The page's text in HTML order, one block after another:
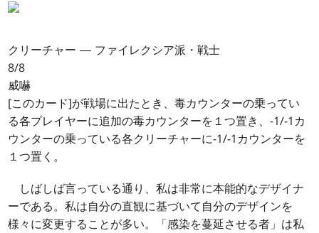
クリーチャー ― ファイレクシア派・戦士
8/8
威嚇
[このカード]が戦場に出たとき、毒カウンターの乗ってい
る各プレイヤーに追加の毒カウンターを１つ置き、-1/-1カ
ウンターの乗っている各クリーチャーに-1/-1カウンターを
１つ置く。
しばしば言っている通り、私は非常に本能的なデザイナ
ーである。私は自分の直観に基づいて自分のデザインを
様々に変更することが多い。「感染を蔓延させる者」は私